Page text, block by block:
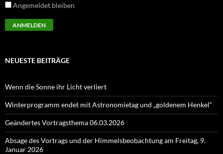
Angemeldet bleiben
NEUESTE BEITRÄGE
Wenn die Sonne ihr Licht verliert
Winterprogramm endet mit Astronomietag und „goldenem Henkel“
Geändertes Vortragsthema 06.03.2026
Absage des Vortrags und der Himmelsbeobachtung am Freitag, 9.
Januar 2026